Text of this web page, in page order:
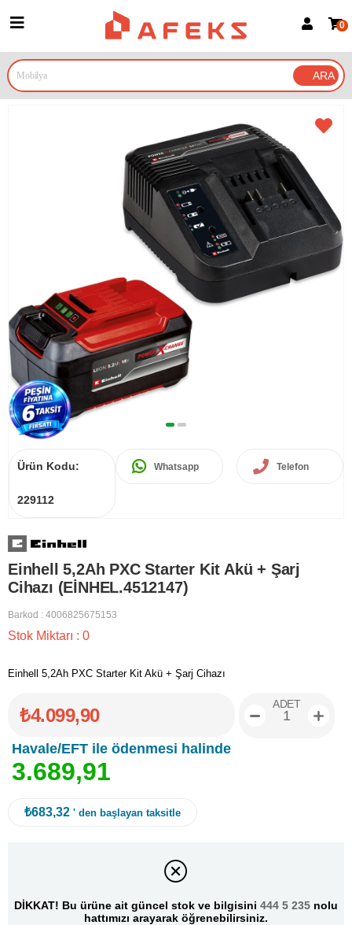
Google İle Bağlan
0
Ürün Kodu:
229112
Whatsapp Telefon
Einhell 5,2Ah PXC Starter Kit Akü + Şarj
Cihazı (EİNHEL.4512147)
Barkod : 4006825675153
Stok Miktarı : 0
Einhell 5,2Ah PXC Starter Kit Akü + Şarj Cihazı
₺4.099,90
Havale/EFT ile ödenmesi halinde
3.689,91
ADET
₺683,32 ' den başlayan taksitle
DİKKAT! Bu ürüne ait güncel stok ve bilgisini 444 5 235 nolu
hattımızı arayarak öğrenebilirsiniz.